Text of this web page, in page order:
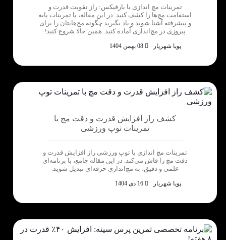
تمرینات مچ اندازی با بارفیکس: راز تقویت قدرت و
استقامت مچ‌ها را کشف کنید. در این مقاله، با تمرینات پایه
و پیشرفته آشنا شوید و یاد بگیرید چگونه مچ‌هایتان را برای
پیروزی در مچ‌اندازی آماده کنید. همین حالا شروع کنید!
پویا شهریار
کشف راز افزایش قدرت و دقت مچ با
تمرینات توپ ورزشی
تمرینات مچ اندازی با توپ ورزشی راز افزایش قدرت و
دقت مچ را فاش می‌کند. در این مقاله جامع، با برنامه‌ای
علمی و دقیق، به مچ‌اندازی حرفه‌ای تبدیل شوید.
پویا شهریار